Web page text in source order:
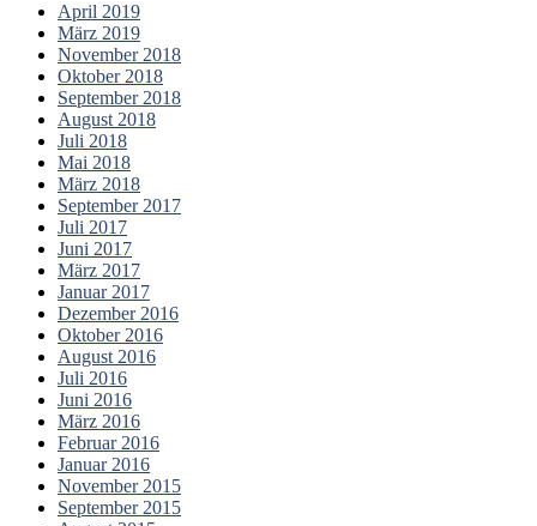
April 2019
März 2019
November 2018
Oktober 2018
September 2018
August 2018
Juli 2018
Mai 2018
März 2018
September 2017
Juli 2017
Juni 2017
März 2017
Januar 2017
Dezember 2016
Oktober 2016
August 2016
Juli 2016
Juni 2016
März 2016
Februar 2016
Januar 2016
November 2015
September 2015